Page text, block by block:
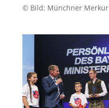
© Bild: Münchner Merkur